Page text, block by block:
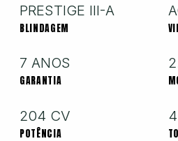
PRESTIGE III-A
BLINDAGEM
7 ANOS
GARANTIA
204 CV
POTÊNCIA